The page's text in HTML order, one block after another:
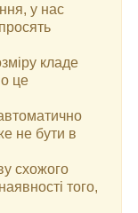
у нас
кладе
це
не бути в
схожого
того,